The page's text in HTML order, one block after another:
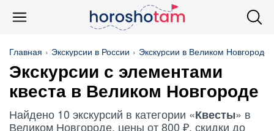
Главная Экскурсии в России Экскурсии в Великом Новгороде
Экскурсии с элементами
квеста в Великом Новгороде
Найдено 10 экскурсий в категории «Квесты» в
Великом Новгороде, цены от 800 ₽, скидки до